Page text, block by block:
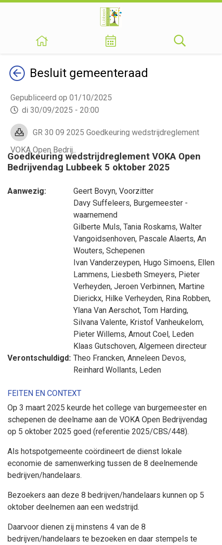
TerugBesluit gemeenteraad
Gepubliceerd op 01/10/2025
di 30/09/2025 - 20:00
GR 30 09 2025 Goedkeuring wedstrijdreglement
VOKA Open Bedrij..
Goedkeuring wedstrijdreglement VOKA Open
Bedrijvendag Lubbeek 5 oktober 2025
Aanwezig: Geert Bovyn, Voorzitter
Davy Suffeleers, Burgemeester -
waarnemend
Gilberte Muls, Tania Roskams, Walter
Vangoidsenhoven, Pascale Alaerts, An
Wouters, Schepenen
Ivan Vanderzeypen, Hugo Simoens, Ellen
Lammens, Liesbeth Smeyers, Pieter
Verheyden, Jeroen Verbinnen, Martine
Dierickx, Hilke Verheyden, Rina Robben,
Ylana Van Aerschot, Tom Harding,
Silvana Valente, Kristof Vanheukelom,
Pieter Willems, Arnout Coel, Leden
Klaas Gutschoven, Algemeen directeur
Verontschuldigd: Theo Francken, Anneleen Devos,
Reinhard Wollants, Leden
FEITEN EN CONTEXT
Op 3 maart 2025 keurde het college van burgemeester en
schepenen de deelname aan de VOKA Open Bedrijvendag
op 5 oktober 2025 goed (referentie 2025/CBS/448).
Als hotspotgemeente coördineert de dienst lokale
economie de samenwerking tussen de 8 deelnemende
bedrijven/handelaars.
Bezoekers aan deze 8 bedrijven/handelaars kunnen op 5
oktober deelnemen aan een wedstrijd.
Daarvoor dienen zij minstens 4 van de 8
bedrijven/handelaars te bezoeken en daar stempels te